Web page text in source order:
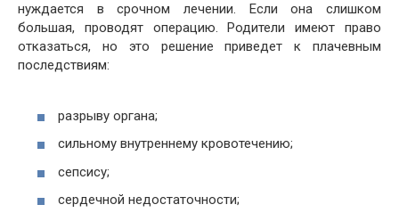
нуждается в срочном лечении. Если она слишком
большая, проводят операцию. Родители имеют право
отказаться, но это решение приведет к плачевным
последствиям:
разрыву органа;
сильному внутреннему кровотечению;
сепсису;
сердечной недостаточности;